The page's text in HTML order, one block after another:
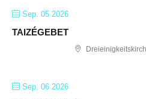
Sep. 05 2026
TAIZÉGEBET
Sep. 06 2026